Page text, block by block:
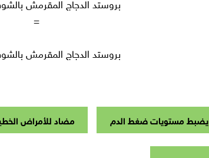
بروستد الدجاج المقرمش
يضبط مستويات ضغط الدم مضاد للأمراض